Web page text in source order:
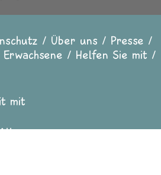
Über uns
Presse
Helfen Sie mit
mit